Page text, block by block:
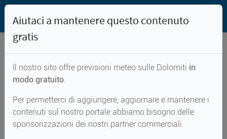
Previsioni meteo per...
Nalles
Aiutaci a mantenere questo contenuto
gratis
Il nostro sito offre previsioni meteo sulle Dolomiti in
modo gratuito.
Per permetterci di aggiungere, aggiornare e mantenere i
contenuti sul nostro portale abbiamo bisogno delle
sponsorizzazioni dei nostri partner commerciali.